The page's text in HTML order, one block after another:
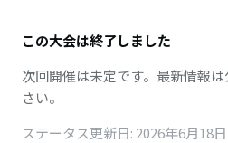
この大会は終了しました
次回開催は未定です。最新情報
さい。
ステータス更新日: 2026年6月18日